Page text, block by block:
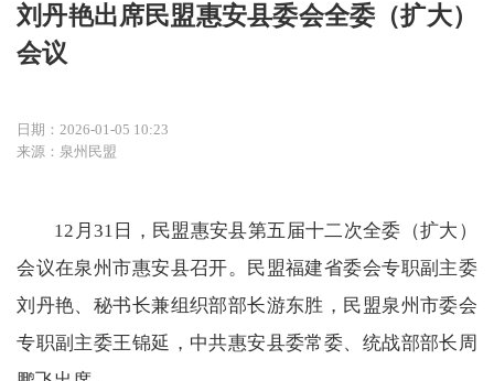
刘丹艳出席民盟惠安县委会全委（扩大）
会议
日期：2026-01-05 10:23
来源：泉州民盟
12月31日，民盟惠安县第五届十二次全委（扩大）
会议在泉州市惠安县召开。民盟福建省委会专职副主委
刘丹艳、秘书长兼组织部部长游东胜，民盟泉州市委会
专职副主委王锦延，中共惠安县委常委、统战部部长周